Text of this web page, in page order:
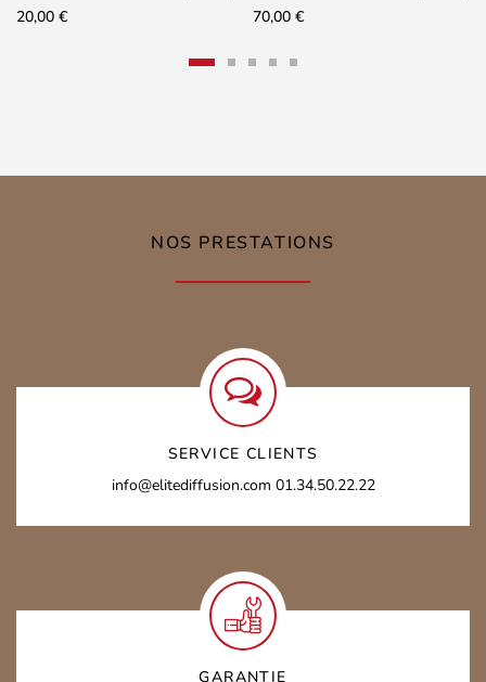
20,00 € 70,00 €
NOS PRESTATIONS
SERVICE CLIENTS
info@elitediffusion.com 01.34.50.22.22
GARANTIE